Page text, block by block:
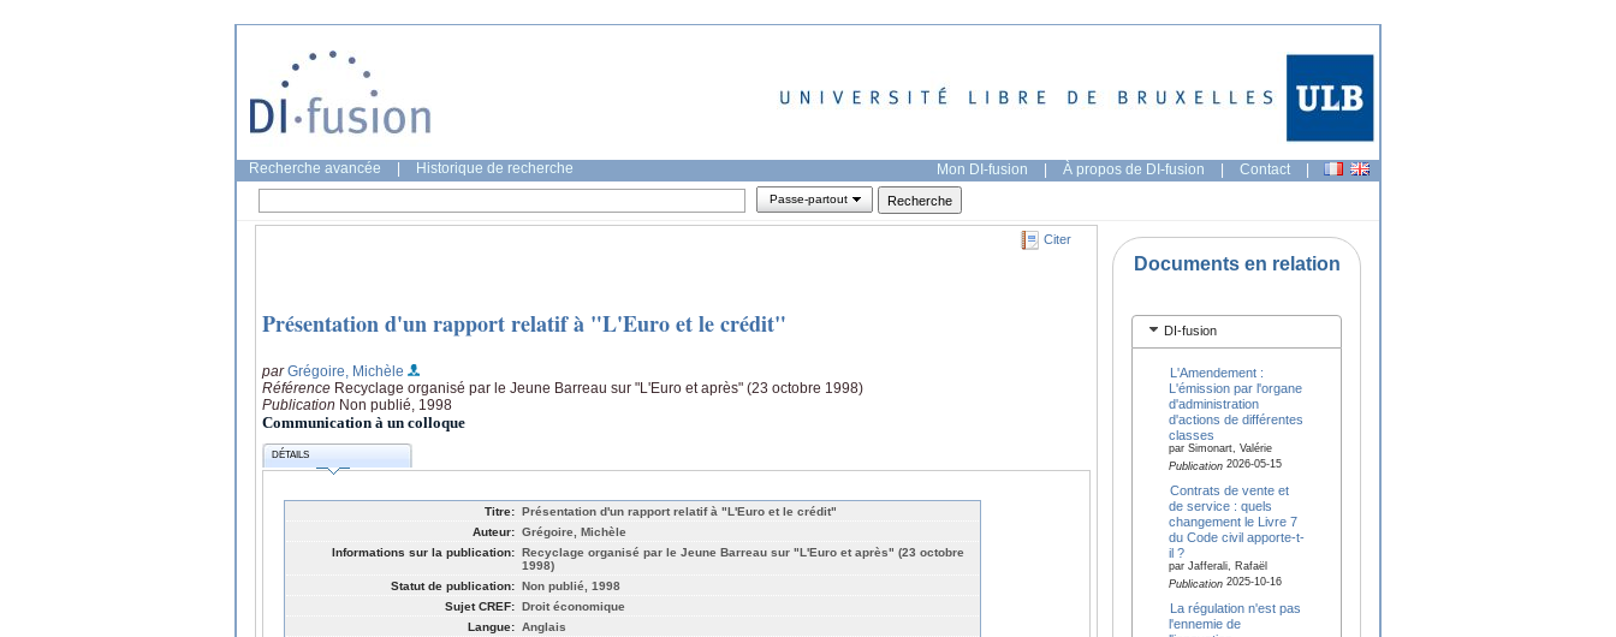
Recherche avancée Historique de recherche Mon DI-fusion | À propos de DI-fusion | Contact |
Passe-partout
Citer
Présentation d'un rapport relatif à "L'Euro et le crédit"
parGrégoire, Michèle
Référence Recyclage organisé par le Jeune Barreau sur "L'Euro et après" (23 octobre 1998)
Publication Non publié, 1998
Communication à un colloque
DÉTAILS
Titre: Présentation d'un rapport relatif à "L'Euro et le crédit"
Auteur: Grégoire, Michèle
Informations sur la publication: Recyclage organisé par le Jeune Barreau sur "L'Euro et après" (23 octobre
1998)
Statut de publication: Non publié, 1998
Sujet CREF: Droit économique
Langue: Anglais
Documents en relation
DI-fusion
L'Amendement :
L'émission par l'organe
d'administration
d'actions de différentes
classes
par Simonart, Valérie
Publication2026-05-15
Contrats de vente et
de service : quels
changement le Livre 7
du Code civil apporte-t-
il ?
par Jafferali, Rafaël
Publication2025-10-16
La régulation n'est pas
l'ennemie de